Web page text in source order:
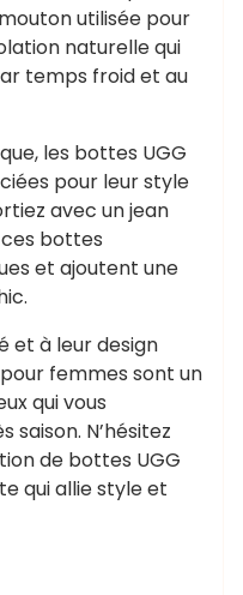
utilisée pour
naturelle qui
temps froid et au
les bottes UGG
pour leur style
avec un jean
ces bottes
et ajoutent une
et à leur design
femmes sont un
qui vous
N’hésitez
de bottes UGG
qui allie style et